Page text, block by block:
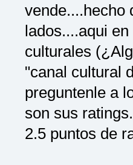
vende....hecho
lados....aqui
culturales
"canal cultural
preguntenle a
son sus
2.5 puntos de